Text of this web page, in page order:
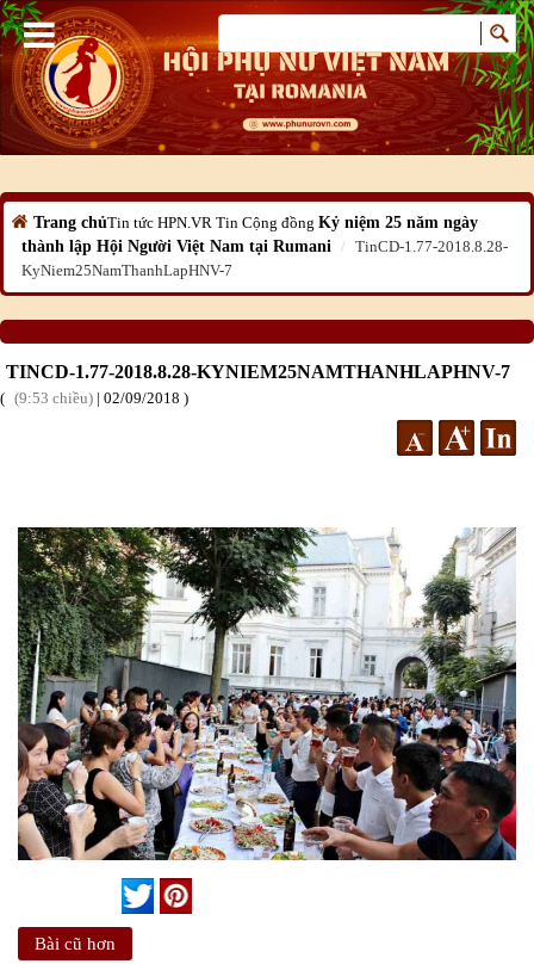
Trang chủTin tức HPN.VR Tin Cộng đồng Kỷ niệm 25 năm ngày
thành lập Hội Người Việt Nam tại Rumani
TinCD-1.77-2018.8.28-
KyNiem25NamThanhLapHNV-7
TINCD-1.77-2018.8.28-KYNIEM25NAMTHANHLAPHNV-7
9:53 chiều | 02/09/2018
Bài cũ hơn